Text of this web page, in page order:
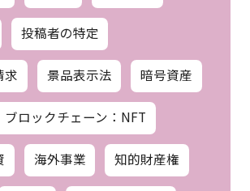
投稿者の特定
求 景品表示法 暗号資産
ロックチェーン：NFT
海外事業 知的財産権